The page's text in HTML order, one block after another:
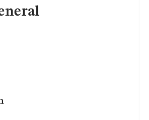
complementaria.